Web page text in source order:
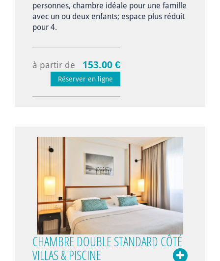
personnes, chambre idéale pour une famille
avec un ou deux enfants; espace plus réduit
pour 4.
à partir de 153.00 €
Réserver en ligne
CHAMBRE DOUBLE STANDARD CÔTÉ
VILLAS & PISCINE